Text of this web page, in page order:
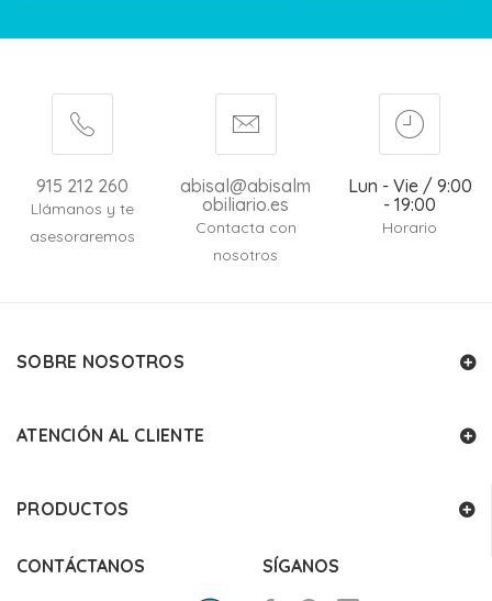
915 212 260
Llámanos y te
asesoraremos
abisal@abisalm
obiliario.es
Contacta con
nosotros
Lun - Vie / 9:00
- 19:00
Horario
SOBRE NOSOTROS
ATENCIÓN AL CLIENTE
PRODUCTOS
CONTÁCTANOS SÍGANOS